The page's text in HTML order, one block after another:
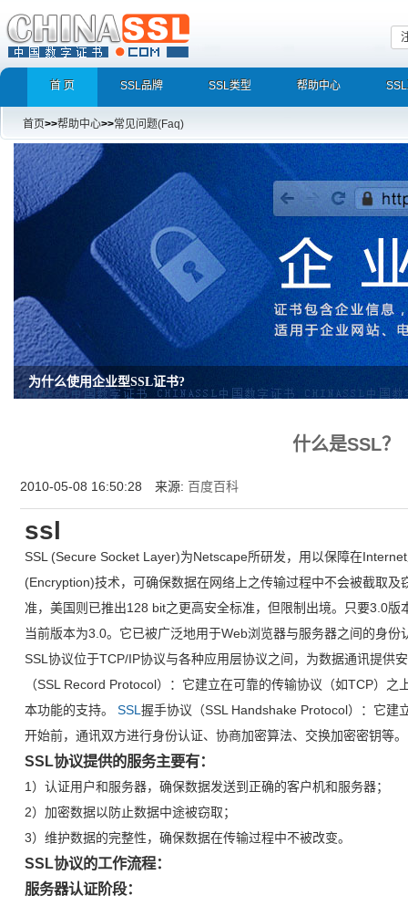
首 页 SSL品牌 SSL类型 帮助中心
首页>>帮助中心>>常见问题(Faq)
为什么使用企业型SSL证书?
什么是SSL？
2010-05-08 16:50:28 来源: 百度百科
ssl
SSL (Secure Socket Layer)为Netscape所研发，用以保障在
(Encryption)技术，可确保数据在网络上之传输过程中不会被截取
准，美国则已推出128 bit之更高安全标准，但限制出境。只要3.0
当前版本为3.0。它已被广泛地用于Web浏览器与服务器之间的身份
SSL协议位于TCP/IP协议与各种应用层协议之间，为数据通讯提供
（SSL Record Protocol）：它建立在可靠的传输协议（如TCP）
本功能的支持。SSL握手协议（SSL Handshake Protocol）：它建
开始前，通讯双方进行身份认证、协商加密算法、交换加密密钥等。
SSL协议提供的服务主要有：
1）认证用户和服务器，确保数据发送到正确的客户机和服务器；
2）加密数据以防止数据中途被窃取；
3）维护数据的完整性，确保数据在传输过程中不被改变。
SSL协议的工作流程：
服务器认证阶段：